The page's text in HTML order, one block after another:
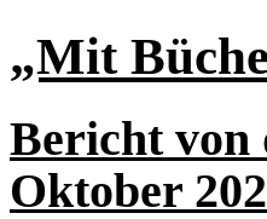
„Mit
Bericht von
Oktober